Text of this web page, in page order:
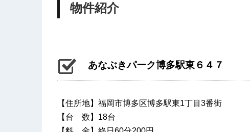
物件紹介
あなぶきパーク博多駅東６４７
【住所地】福岡市博多区博多駅東1丁目3番街
【台 数】18台